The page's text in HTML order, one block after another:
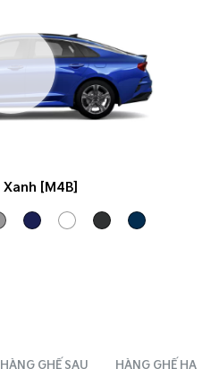
Xanh [M4B]
HÀNG GHẾ SAU HÀNG GHẾ HAI